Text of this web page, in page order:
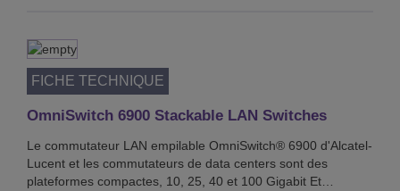
FICHE TECHNIQUE
OmniSwitch 6900 Stackable LAN Switches
Le commutateur LAN empilable OmniSwitch® 6900 d'Alcatel-
Lucent et les commutateurs de data centers sont des
plateformes compactes, 10, 25, 40 et 100 Gigabit Et…